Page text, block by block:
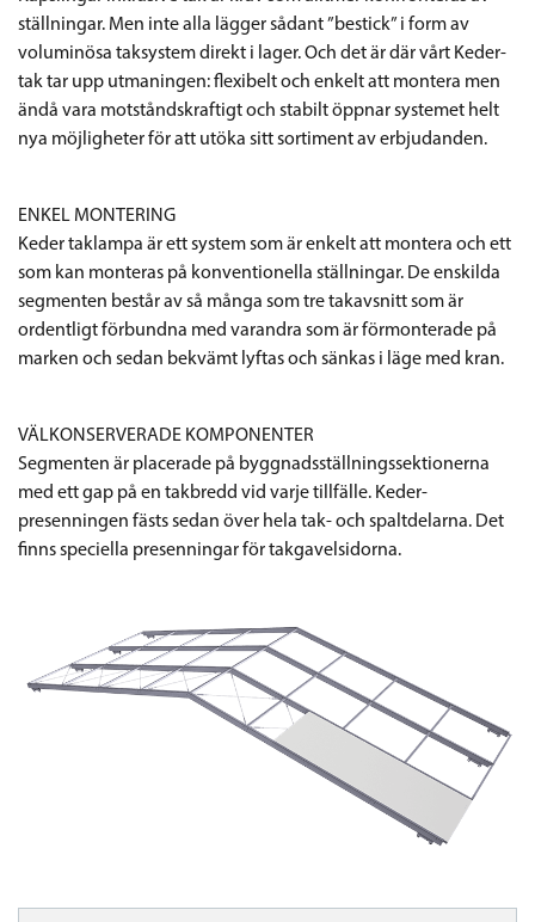
ställningar. Men inte alla lägger sådant ”bestick” i form av
voluminösa taksystem direkt i lager. Och det är där vårt Keder-
tak tar upp utmaningen: flexibelt och enkelt att montera men
ändå vara motståndskraftigt och stabilt öppnar systemet helt
nya möjligheter för att utöka sitt sortiment av erbjudanden.
ENKEL MONTERING
Keder taklampa är ett system som är enkelt att montera och ett
som kan monteras på konventionella ställningar. De enskilda
segmenten består av så många som tre takavsnitt som är
ordentligt förbundna med varandra som är förmonterade på
marken och sedan bekvämt lyftas och sänkas i läge med kran.
VÄLKONSERVERADE KOMPONENTER
Segmenten är placerade på byggnadsställningssektionerna
med ett gap på en takbredd vid varje tillfälle. Keder-
presenningen fästs sedan över hela tak- och spaltdelarna. Det
finns speciella presenningar för takgavelsidorna.